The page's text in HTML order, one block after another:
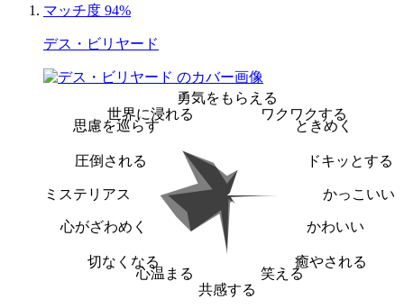
マッチ度 94%
デス・ビリヤード
勇気をもらえる
ワクワクする
ときめく
ドキッとする
かっこいい
かわいい
癒やされる
笑える
共感する
心温まる
切なくなる
心がざわめく
ミステリアス
圧倒される
思慮を巡らす
世界に浸れる